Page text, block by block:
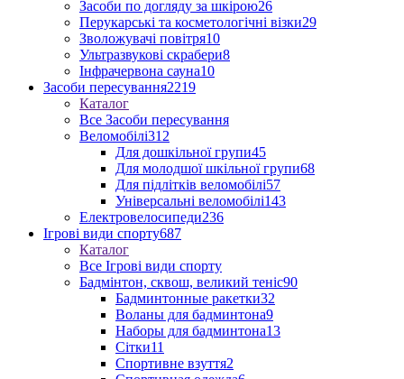
Засоби по догляду за шкірою26
Перукарські та косметологічні візки29
Зволожувачі повітря10
Ультразвукові скрабери8
Інфрачервона сауна10
Засоби пересування2219
Каталог
Все Засоби пересування
Веломобілі312
Для дошкільної групи45
Для молодшої шкільної групи68
Для підлітків веломобілі57
Універсальні веломобілі143
Електровелосипеди236
Ігрові види спорту687
Каталог
Все Ігрові види спорту
Бадмінтон, сквош, великий теніс90
Бадминтонные ракетки32
Воланы для бадминтона9
Наборы для бадминтона13
Сітки11
Спортивне взуття2